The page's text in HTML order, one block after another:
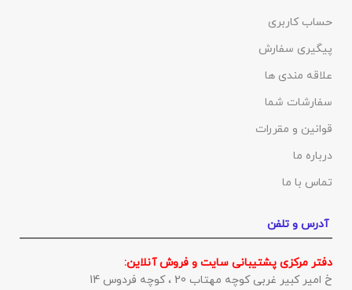
حساب کاربری
پیگیری سفارش
علاقه مندی ها
سفارشات شما
قوانین و مقررات
درباره ما
تماس با ما
آدرس و تلفن
دفتر مرکزی پشتیبانی سایت و فروش آنلاین:
خ امیر کبیر غربی کوچه مهتاب 20 ، کوچه فردوس 14